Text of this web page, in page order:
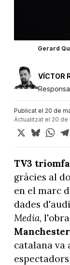
Gerard
VÍCTOR
Publicat el 20 de
Actualitzat el 20
X Bluesky
TV3
gràcies al
en el marc
dades
Media,
Manchester
catalana va